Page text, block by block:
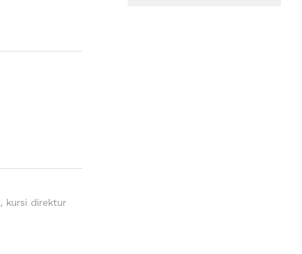
, kursi direktur